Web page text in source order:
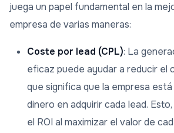
juega un papel fundamental en la
empresa de varias maneras:
Coste por lead (CPL): La
eficaz puede ayudar a reducir el
que significa que la empresa
dinero en adquirir cada lead.
el ROI al maximizar el valor de